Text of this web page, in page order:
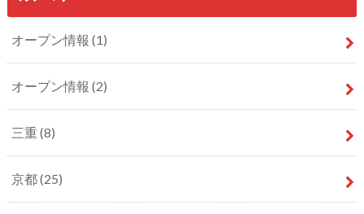
オープン情報 (1)
オープン情報 (2)
三重 (8)
京都(25)